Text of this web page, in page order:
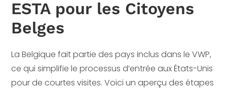
ESTA pour les Citoyens
Belges
La Belgique fait partie des pays inclus dans le VWP,
ce qui simplifie le processus d’entrée aux États-Unis
pour de courtes visites. Voici un aperçu des étapes